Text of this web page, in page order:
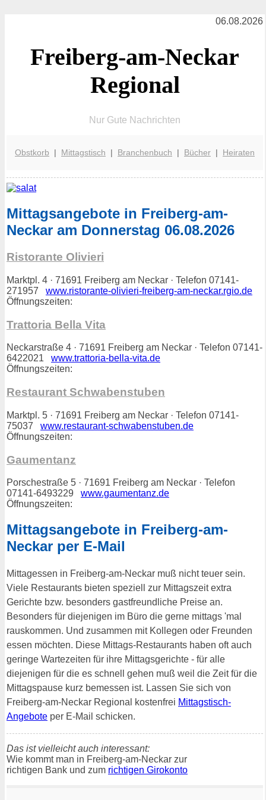
06.08.2026
Freiberg-am-Neckar
Regional
Nur Gute Nachrichten
Obstkorb | Mittagstisch | Branchenbuch | Bücher | Heiraten
Mittagsangebote in Freiberg-am-
Neckar am Donnerstag 06.08.2026
Ristorante Olivieri
Marktpl. 4 · 71691 Freiberg am Neckar · Telefon 07141-
271957 www.ristorante-olivieri-freiberg-am-neckar.rgio.de
Öffnungszeiten:
Trattoria Bella Vita
Neckarstraße 4 · 71691 Freiberg am Neckar · Telefon 07141-
6422021 www.trattoria-bella-vita.de
Öffnungszeiten:
Restaurant Schwabenstuben
Marktpl. 5 · 71691 Freiberg am Neckar · Telefon 07141-
75037 www.restaurant-schwabenstuben.de
Öffnungszeiten:
Gaumentanz
Porschestraße 5 · 71691 Freiberg am Neckar · Telefon
07141-6493229 www.gaumentanz.de
Öffnungszeiten:
Mittagsangebote in Freiberg-am-
Neckar per E-Mail
Mittagessen in Freiberg-am-Neckar muß nicht teuer sein.
Viele Restaurants bieten speziell zur Mittagszeit extra
Gerichte bzw. besonders gastfreundliche Preise an.
Besonders für diejenigen im Büro die gerne mittags 'mal
rauskommen. Und zusammen mit Kollegen oder Freunden
essen möchten. Diese Mittags-Restaurants haben oft auch
geringe Wartezeiten für ihre Mittagsgerichte - für alle
diejenigen für die es schnell gehen muß weil die Zeit für die
Mittagspause kurz bemessen ist. Lassen Sie sich von
Freiberg-am-Neckar Regional kostenfrei Mittagstisch-
Angebote per E-Mail schicken.
Das ist vielleicht auch interessant:
Wie kommt man in Freiberg-am-Neckar zur
richtigen Bank und zum richtigen Girokonto